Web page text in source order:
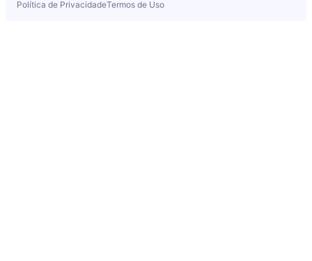
Política de PrivacidadeTermos de Uso